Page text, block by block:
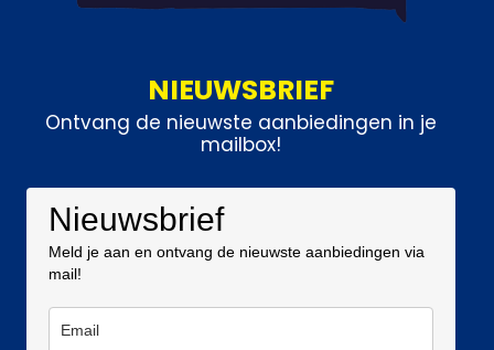
NIEUWSBRIEF
Ontvang de nieuwste aanbiedingen in je
mailbox!
Nieuwsbrief
Meld je aan en ontvang de nieuwste aanbiedingen via
mail!